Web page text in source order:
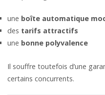
une boîte automatique
des tarifs attractifs
une bonne polyvalence
Il souffre toutefois d’une
certains concurrents.